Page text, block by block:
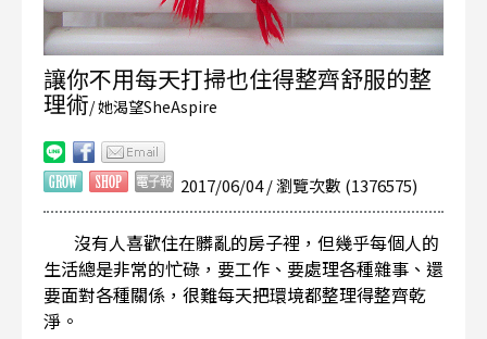
讓你不用每天打掃也住得整齊舒服的整
理術/ 她渴望SheAspire
2017/06/04 / 瀏覽次數 (1376575)
沒有人喜歡住在髒亂的房子裡，但幾乎每個人的
生活總是非常的忙碌，要工作、要處理各種雜事、還
要面對各種關係，很難每天把環境都整理得整齊乾
淨。